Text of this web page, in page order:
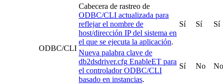
ODBC/CLI
Cabecera de rastreo de
ODBC/CLI actualizada para
reflejar el nombre de
host/dirección IP del sistema en
el que se ejecuta la aplicación.
Sí Sí Sí
Nueva palabra clave de
db2dsdriver.cfg EnableET para
el controlador ODBC/CLI
basado en instancias.
Sí No No